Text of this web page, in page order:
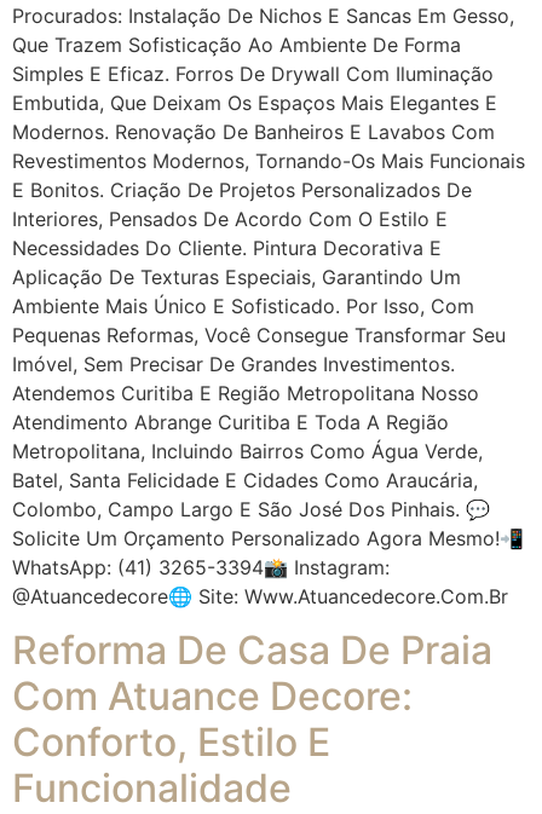
Procurados: Instalação De Nichos E Sancas Em Gesso,
Que Trazem Sofisticação Ao Ambiente De Forma
Simples E Eficaz. Forros De Drywall Com Iluminação
Embutida, Que Deixam Os Espaços Mais Elegantes E
Modernos. Renovação De Banheiros E Lavabos Com
Revestimentos Modernos, Tornando-Os Mais Funcionais
E Bonitos. Criação De Projetos Personalizados De
Interiores, Pensados De Acordo Com O Estilo E
Necessidades Do Cliente. Pintura Decorativa E
Aplicação De Texturas Especiais, Garantindo Um
Ambiente Mais Único E Sofisticado. Por Isso, Com
Pequenas Reformas, Você Consegue Transformar Seu
Imóvel, Sem Precisar De Grandes Investimentos.
Atendemos Curitiba E Região Metropolitana Nosso
Atendimento Abrange Curitiba E Toda A Região
Metropolitana, Incluindo Bairros Como Água Verde,
Batel, Santa Felicidade E Cidades Como Araucária,
Colombo, Campo Largo E São José Dos Pinhais. 💬
Solicite Um Orçamento Personalizado Agora Mesmo!📲
WhatsApp: (41) 3265-3394📸 Instagram:
@atuancedecore🌐 Site: Www.atuancedecore.com.br
Reforma De Casa De Praia
Com Atuance Decore:
Conforto, Estilo E
Funcionalidade